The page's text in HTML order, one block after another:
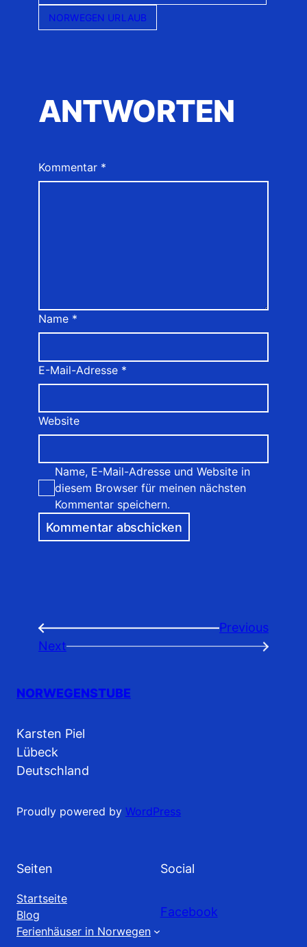
NORWEGEN URLAUB
ANTWORTEN
Kommentar *
Name *
E-Mail-Adresse *
Website
Name, E-Mail-Adresse und Website in
diesem Browser für meinen nächsten
Kommentar speichern.
←
Previous
Next
→
NORWEGENSTUBE
Karsten Piel
Lübeck
Deutschland
Proudly powered by WordPress
Seiten
Startseite
Blog
Ferienhäuser in Norwegen
Social
Facebook